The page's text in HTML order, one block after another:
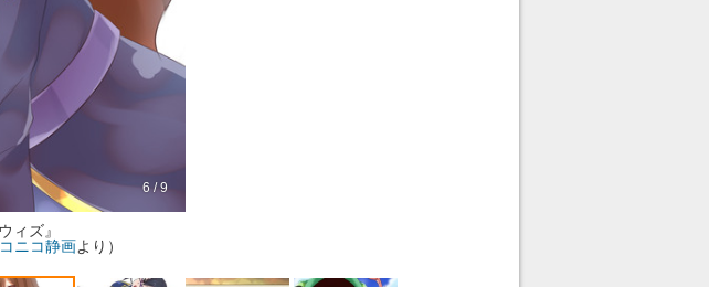
6 / 9
ィズ』
ニコ静画より）